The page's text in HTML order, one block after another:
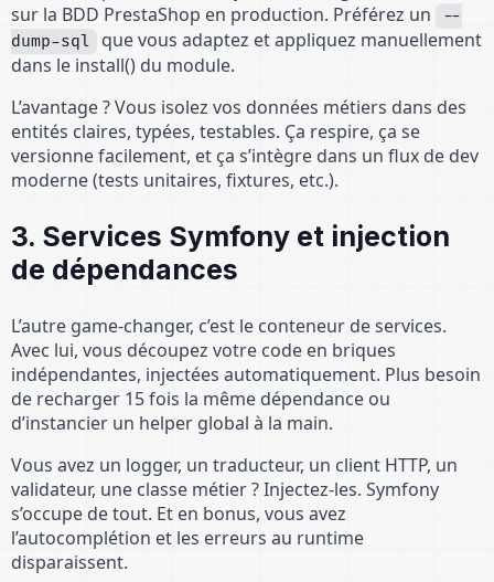
sur la BDD PrestaShop en production. Préférez un
--
dump-sql
que vous adaptez et appliquez manuellement
dans le install() du module.
L’avantage ? Vous isolez vos données métiers dans des
entités claires, typées, testables. Ça respire, ça se
versionne facilement, et ça s’intègre dans un flux de dev
moderne (tests unitaires, fixtures, etc.).
3. Services Symfony et injection
de dépendances
L’autre game-changer, c’est le conteneur de services.
Avec lui, vous découpez votre code en briques
indépendantes, injectées automatiquement. Plus besoin
de recharger 15 fois la même dépendance ou
d’instancier un helper global à la main.
Vous avez un logger, un traducteur, un client HTTP, un
validateur, une classe métier ? Injectez-les. Symfony
s’occupe de tout. Et en bonus, vous avez
l’autocomplétion et les erreurs au runtime
disparaissent.